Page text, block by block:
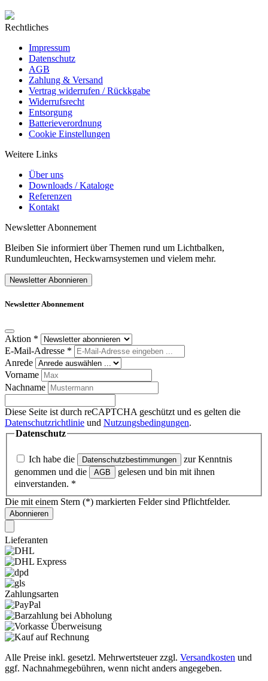
Rechtliches
Impressum
Datenschutz
AGB
Zahlung & Versand
Vertrag widerrufen / Rückkgabe
Widerrufsrecht
Entsorgung
Batterieverordnung
Cookie Einstellungen
Weitere Links
Über uns
Downloads / Kataloge
Referenzen
Kontakt
Newsletter Abonnement
Bleiben Sie informiert über Themen rund um Lichtbalken,
Rundumleuchten, Heckwarnsystemen und vielem mehr.
Newsletter Abonnieren
Newsletter Abonnement
Aktion *
E-Mail-Adresse *
Anrede
Vorname
Nachname
Diese Seite ist durch reCAPTCHA geschützt und es gelten die
Datenschutzrichtlinie und Nutzungsbedingungen.
Datenschutz
Ich habe die Datenschutzbestimmungen
zur Kenntnis
genommen und die
AGB
gelesen und bin mit ihnen
einverstanden. *
Die mit einem Stern (*) markierten Felder sind Pflichtfelder.
Abonnieren
Lieferanten
Zahlungsarten
Alle Preise inkl. gesetzl. Mehrwertsteuer zzgl. Versandkosten und
ggf. Nachnahmegebühren, wenn nicht anders angegeben.